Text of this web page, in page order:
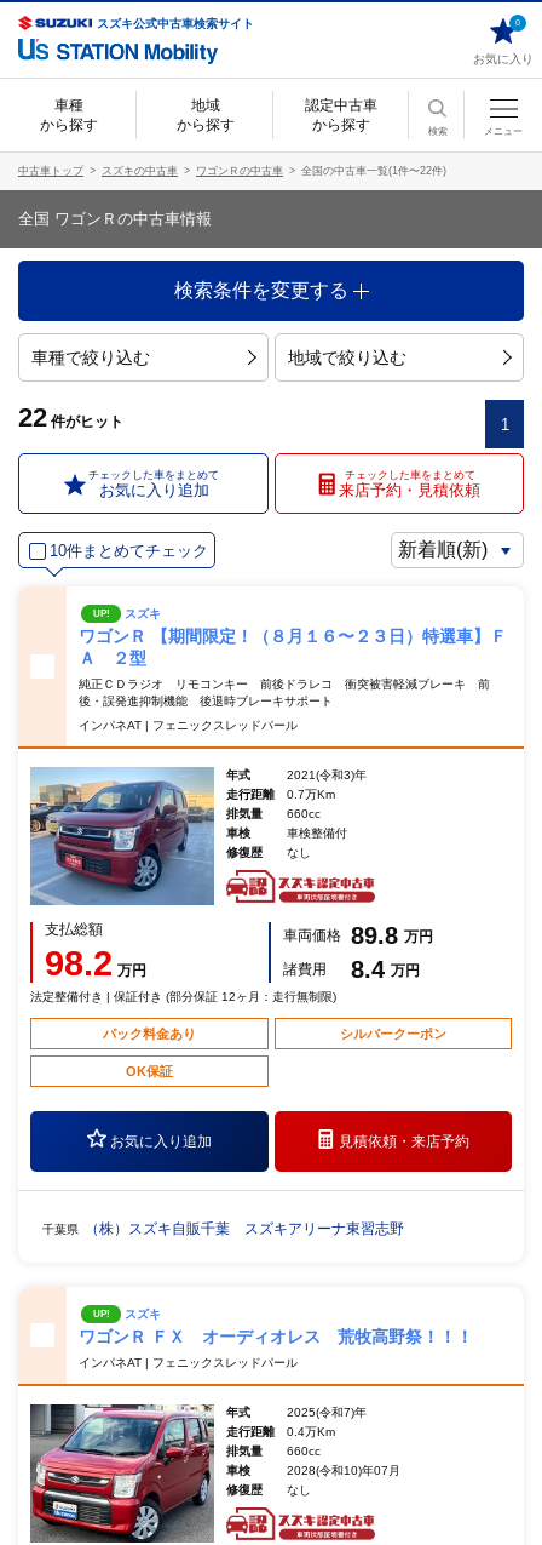
スズキ公式中古車検索サイト
お気に入り
0
車種
から探す
地域
から探す
認定中古車
から探す
検索 メニュー
中古車トップ スズキの中古車 ワゴンＲの中古車 全国の中古車一覧(1件〜22件)
全国 ワゴンＲの中古車情報
検索条件を変更する
車種で絞り込む 地域で絞り込む
22 件がヒット 1
チェックした車をまとめて
お気に入り追加
チェックした車をまとめて
来店予約・見積依頼
10件まとめてチェック
UP! スズキ
ワゴンＲ 【期間限定！（８月１６〜２３日）特選車】Ｆ
Ａ ２型
純正ＣＤラジオ リモコンキー 前後ドラレコ 衝突被害軽減ブレーキ 前
後・誤発進抑制機能 後退時ブレーキサポート
インパネAT | フェニックスレッドパール
年式
2021(令和3)年
走行距離
0.7万Km
排気量
660cc
車検
車検整備付
修復歴
なし
支払総額
98.2 万円
車両価格 89.8 万円
諸費用
8.4 万円
法定整備付き | 保証付き (部分保証 12ヶ月：走行無制限)
パック料金あり シルバークーポン
OK保証
お気に入り追加 見積依頼・来店予約
千葉県 （株）スズキ自販千葉 スズキアリーナ東習志野
UP! スズキ
ワゴンＲ ＦＸ オーディオレス 荒牧高野祭！！！
インパネAT | フェニックスレッドパール
年式
2025(令和7)年
走行距離
0.4万Km
排気量
660cc
車検
2028(令和10)年07月
修復歴
なし